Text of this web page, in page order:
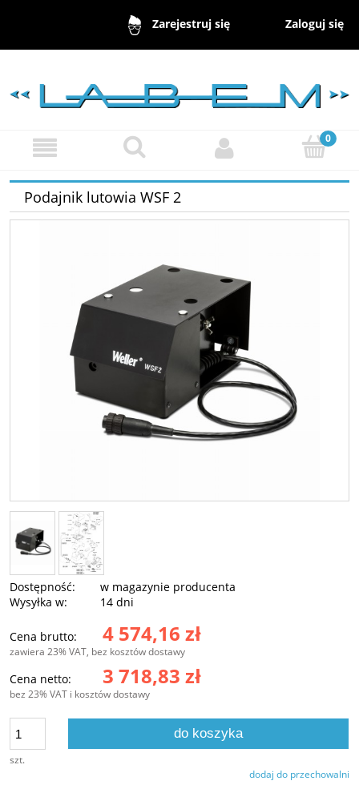
Zarejestruj się Zaloguj się
Podajnik lutowia WSF 2
Dostępność:
w magazynie producenta
Wysyłka w:
14 dni
Cena brutto: 4 574,16 zł
zawiera 23% VAT, bez kosztów dostawy
Cena netto: 3 718,83 zł
bez 23% VAT i kosztów dostawy
szt.
do koszyka
dodaj do przechowalni